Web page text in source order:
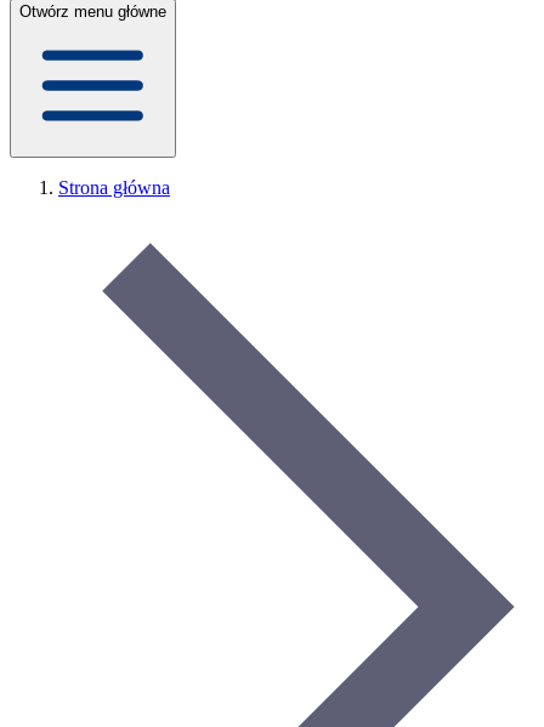
Otwórz menu główne
Strona główna